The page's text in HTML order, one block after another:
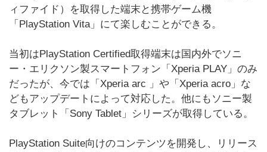
ィファイド）を取得した端末と携帯ゲーム機
「PlayStation Vita」にて楽しむことができる。
当初はPlayStation Certified取得端末は国内外でソニ
ー・エリクソン製スマートフォン「Xperia PLAY」のみ
だったが、今では「Xperia arc 」や「Xperia acro」な
どもアップデートによって対応した。他にもソニー製
タブレット「Sony Tablet」シリーズが取得している。
PlayStation Suite向けのコンテンツを開発し、リリース